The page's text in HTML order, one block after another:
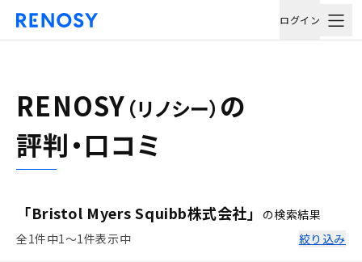
ログイン
RENOSY （リノシー） の
評判・口コミ
「Bristol Myers Squibb株式会社」
の検索結果
全1件中1〜1件表示中
絞り込み